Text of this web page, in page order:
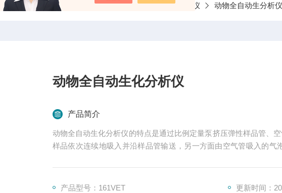
当前位置： 产品中心 动物疫病诊断仪 动物全自动生分析仪
动物全自动生化分析仪
产品简介
动物全自动生化分析仪的特点是通过比例定量泵挤压弹性样品管、空
样品依次连续地吸入并沿样品管输送，另一方面由空气管吸入的气
中连续流动的试剂分成均匀的节段，样品流和试剂流在连续向前
测仪不属临床医疗器械。
产品型号：161VET 更新时间：